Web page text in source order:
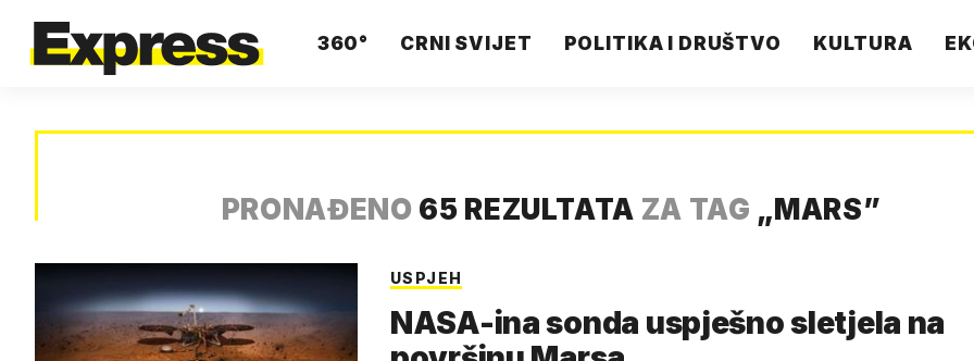
360° CRNI SVIJET POLITIKA I DRUŠTVO KULTURA
PRONAĐENO 65 REZULTATA ZA TAG „MARS”
USPJEH
NASA-ina sonda uspješno sletjela na